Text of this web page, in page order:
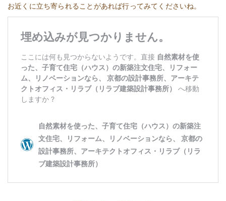
お近くに立ち寄られることがあれば行ってみてくださいね。